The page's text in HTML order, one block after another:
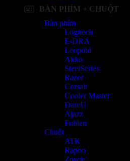
BÀN PHÍM + CHUỘT
Bàn phím
Logitech
E-DRA
Leopold
Akko
SteelSeries
Razer
Corsair
Cooler Master
DareU
Ajazz
Fuhlen
Chuột
ATK
Rapoo